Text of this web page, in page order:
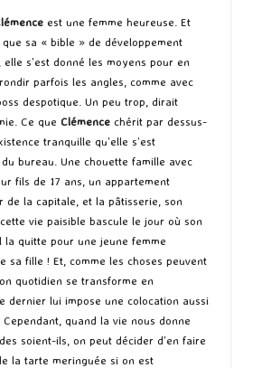
est une femme heureuse. Et
sa « bible » de développement
s’est donné les moyens pour en
parfois les angles, comme avec
despotique. Un peu trop, dirait
Ce que Clémence chérit par dessus-
tranquille qu’elle s’est
bureau. Une chouette famille avec
fils de 17 ans, un appartement
la capitale, et la pâtisserie, son
vie paisible bascule le jour où son
la quitte pour une jeune femme
sa fille ! Et, comme les choses peuvent
quotidien se transforme en
dernier lui impose une colocation aussi
quand la vie nous donne
soient-ils, on peut décider d’en faire
la tarte meringuée si on est